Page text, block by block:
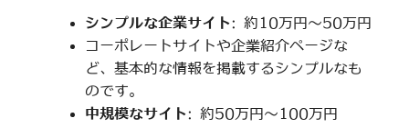
シンプルな企業サイト: 約10万円～50万円
コーポレートサイトや企業紹介ページな
ど、基本的な情報を掲載するシンプルなも
のです。
中規模なサイト: 約50万円～100万円